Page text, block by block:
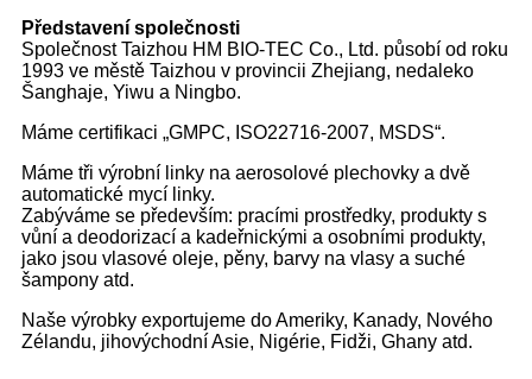
Představení společnosti
Společnost Taizhou HM BIO-TEC Co., Ltd. působí od roku
1993 ve městě Taizhou v provincii Zhejiang, nedaleko
Šanghaje, Yiwu a Ningbo.
Máme certifikaci „GMPC, ISO22716-2007, MSDS“.
Máme tři výrobní linky na aerosolové plechovky a dvě
automatické mycí linky.
Zabýváme se především: pracími prostředky, produkty s
vůní a deodorizací a kadeřnickými a osobními produkty,
jako jsou vlasové oleje, pěny, barvy na vlasy a suché
šampony atd.
Naše výrobky exportujeme do Ameriky, Kanady, Nového
Zélandu, jihovýchodní Asie, Nigérie, Fidži, Ghany atd.